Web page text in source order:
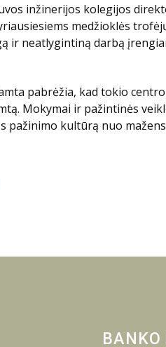
inžinerijos kolegijos
medžioklės
ir neatlygintiną darbą
pabrėžia, kad tokio
Mokymai ir pažintinės
pažinimo kultūrą nuo